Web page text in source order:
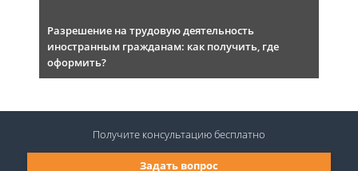
Разрешение на трудовую деятельность
иностранным гражданам: как получить, где
оформить?
Задать вопрос
Получите консультациюбесплатно